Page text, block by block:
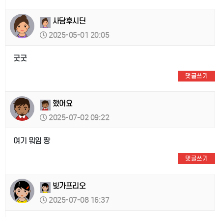
사담후시딘
2025-05-01 20:05
굿굿
댓글쓰기
했어요
2025-07-02 09:22
여기 뭐임 짱
댓글쓰기
빚가프리오
2025-07-08 16:37